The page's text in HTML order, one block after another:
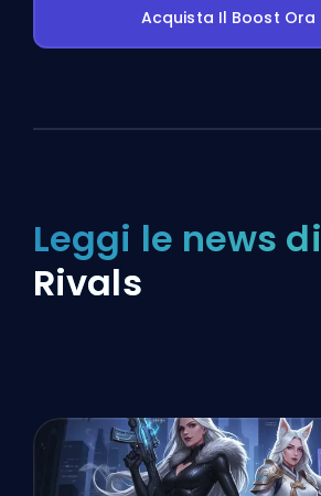
Acquista Il Boost Ora
Leggi le news di
Rivals